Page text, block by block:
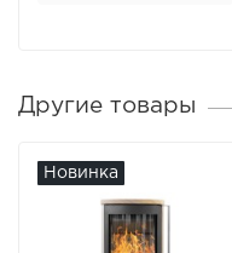
Другие товары
Новинка